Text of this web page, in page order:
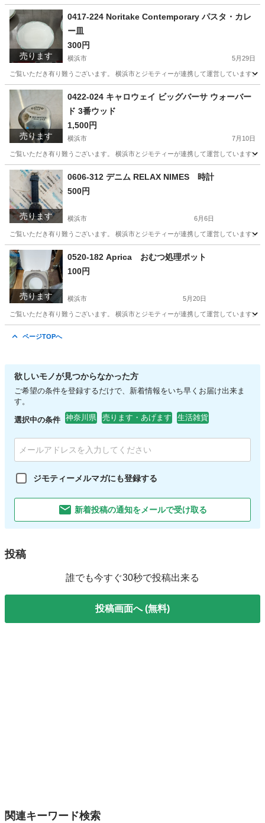
神奈川 横浜市
売ります
0417-224 Noritake Contemporary パスタ・カレ
ー皿
300円
横浜市 5月29日
ご覧いただき有り難うございます。 横浜市とジモティーが連携して運営していま
神奈川 横浜市 リユース
売ります
0422-024 キャロウェイ ビッグバーサ ウォーバー
ド 3番ウッド
1,500円
横浜市 7月10日
ご覧いただき有り難うございます。 横浜市とジモティーが連携して運営していま
神奈川 横浜市 リユース
売ります
0606-312 デニム RELAX NIMES 時計
500円
横浜市 6月6日
ご覧いただき有り難うございます。 横浜市とジモティーが連携して運営していま
神奈川 横浜市 リユース
売ります
0520-182 Aprica おむつ処理ポット
100円
横浜市 5月20日
ご覧いただき有り難うございます。 横浜市とジモティーが連携して運営していま
ページTOPへ
欲しいモノが見つからなかった方
ご希望の条件を登録するだけで、新着情報をいち早くお届け出来ま
す。
選択中の条件 神奈川県 売ります・あげます 生活雑貨
ジモティーメルマガにも登録する
新着投稿の通知をメールで受け取る
投稿
誰でも今すぐ30秒で投稿出来る
投稿画面へ (無料)
関連キーワード検索